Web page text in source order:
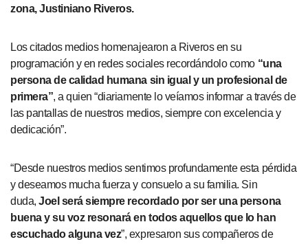
zona, Justiniano Riveros.
Los citados medios homenajearon a Riveros en su
programación y en redes sociales recordándolo como “una
persona de calidad humana sin igual y un profesional de
primera”, a quien “diariamente lo veíamos informar a través de
las pantallas de nuestros medios, siempre con excelencia y
dedicación”.
“Desde nuestros medios sentimos profundamente esta pérdida
y deseamos mucha fuerza y consuelo a su familia. Sin
duda,Joel será siempre recordado por ser una persona
buena y su voz resonará en todos aquellos que lo han
escuchado alguna vez”, expresaron sus compañeros de